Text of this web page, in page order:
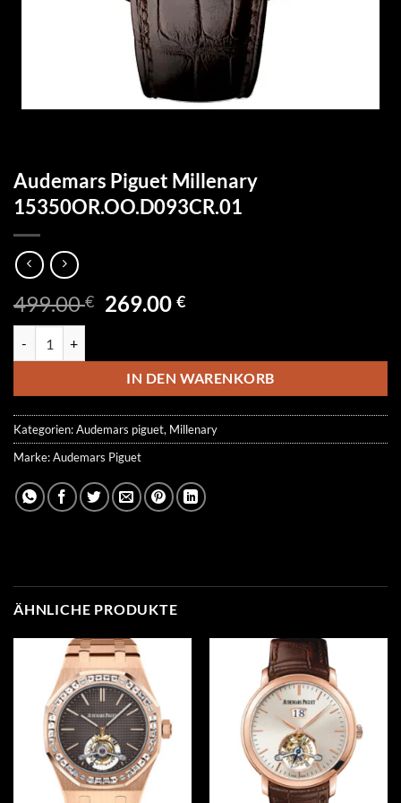
Audemars Piguet Millenary
15350OR.OO.D093CR.01
499.00€ Ursprünglicher
499.00 €
269.00€Aktueller
269.00 €.
IN DEN WARENKORB
Kategorien:Audemars piguet, Millenary
Marke:Audemars Piguet
ÄHNLICHE PRODUKTE